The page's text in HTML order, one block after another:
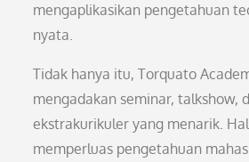
mengaplikasikan pengetahuan
nyata.
Tidak hanya itu, Torquato
mengadakan seminar, talkshow,
ekstrakurikuler yang menarik.
memperluas pengetahuan